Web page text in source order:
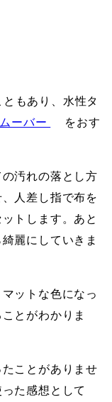
もあり、水性タ
ーバー
をおす
汚れの落とし方
人差し指で布を
トします。あと
麗にしていきま
ットな色になっ
とがわかりま
ことがありませ
た感想として